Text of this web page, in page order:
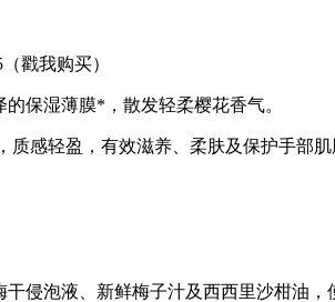
戳我购买）
保湿薄膜*，散发轻柔樱花香气。
质感轻盈，有效滋养、柔肤及保护手
侵泡液、新鲜梅子汁及西西里沙柑油，